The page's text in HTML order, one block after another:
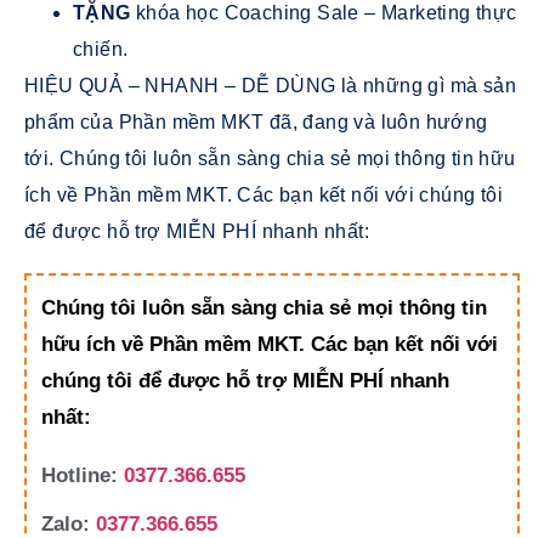
TẶNG khóa học Coaching Sale – Marketing thực
chiến.
HIỆU QUẢ – NHANH – DỄ DÙNG là những gì mà sản
phẩm của Phần mềm MKT đã, đang và luôn hướng
tới. Chúng tôi luôn sẵn sàng chia sẻ mọi thông tin hữu
ích về Phần mềm MKT. Các bạn kết nối với chúng tôi
để được hỗ trợ MIỄN PHÍ nhanh nhất:
Chúng tôi luôn sẵn sàng chia sẻ mọi thông tin
hữu ích về Phần mềm MKT. Các bạn kết nối với
chúng tôi để được hỗ trợ MIỄN PHÍ nhanh
nhất:
Hotline: 0377.366.655
Zalo: 0377.366.655